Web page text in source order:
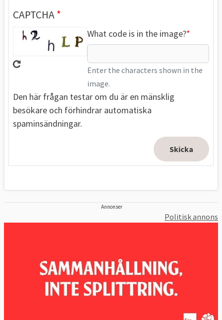
CAPTCHA
What code is in the image?
Enter the characters shown in the
image.
Den här frågan testar om du är en mänsklig
besökare och förhindrar automatiska
spaminsändningar.
Annonser
Politisk annons